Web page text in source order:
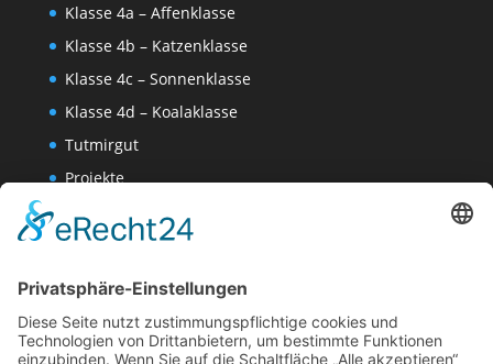
Klasse 4a – Affenklasse
Klasse 4b – Katzenklasse
Klasse 4c – Sonnenklasse
Klasse 4d – Koalaklasse
Tutmirgut
Projekte
Wissenschaften-AG
Datenschutzerklärung
Website Administration